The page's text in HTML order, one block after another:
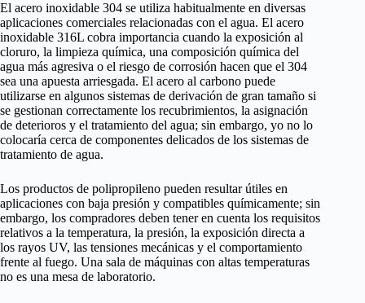
El acero inoxidable 304 se utiliza habitualmente en diversas
aplicaciones comerciales relacionadas con el agua. El acero
inoxidable 316L cobra importancia cuando la exposición al
cloruro, la limpieza química, una composición química del
agua más agresiva o el riesgo de corrosión hacen que el 304
sea una apuesta arriesgada. El acero al carbono puede
utilizarse en algunos sistemas de derivación de gran tamaño si
se gestionan correctamente los recubrimientos, la asignación
de deterioros y el tratamiento del agua; sin embargo, yo no lo
colocaría cerca de componentes delicados de los sistemas de
tratamiento de agua.
Los productos de polipropileno pueden resultar útiles en
aplicaciones con baja presión y compatibles químicamente; sin
embargo, los compradores deben tener en cuenta los requisitos
relativos a la temperatura, la presión, la exposición directa a
los rayos UV, las tensiones mecánicas y el comportamiento
frente al fuego. Una sala de máquinas con altas temperaturas
no es una mesa de laboratorio.